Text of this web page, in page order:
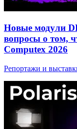
Новые модули
вопросы о том,
Computex 2026
Репортажи и